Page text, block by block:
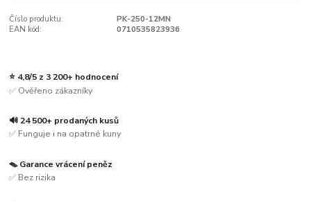
Číslo produktu:
PK-250-12MN
EAN kód:
0710535823936
⭐ 4,8/5 z 3 200+ hodnocení
✅ Ověřeno zákazníky
🔊 24 500+ prodaných kusů
✅ Funguje i na opatrné kuny
🪤 Garance vrácení peněz
✅ Bez rizika